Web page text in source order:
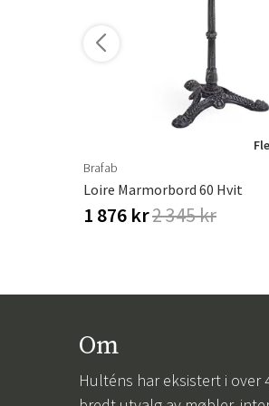
Brafab
Loire Marmorbord 60 Hvit
1 876 kr2 345 kr
Om
Hulténs har eksistert i over